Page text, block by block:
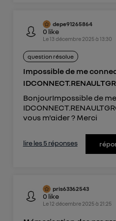
depe91265864
0 like
Le13 décembre 2025à 13:30
question résolue
Impossible de me
BonjourImpossible de
vous m'aider ? Merci
lire les 5 réponses
pris63362543
0 like
Le12 décembre 2025à 21:25